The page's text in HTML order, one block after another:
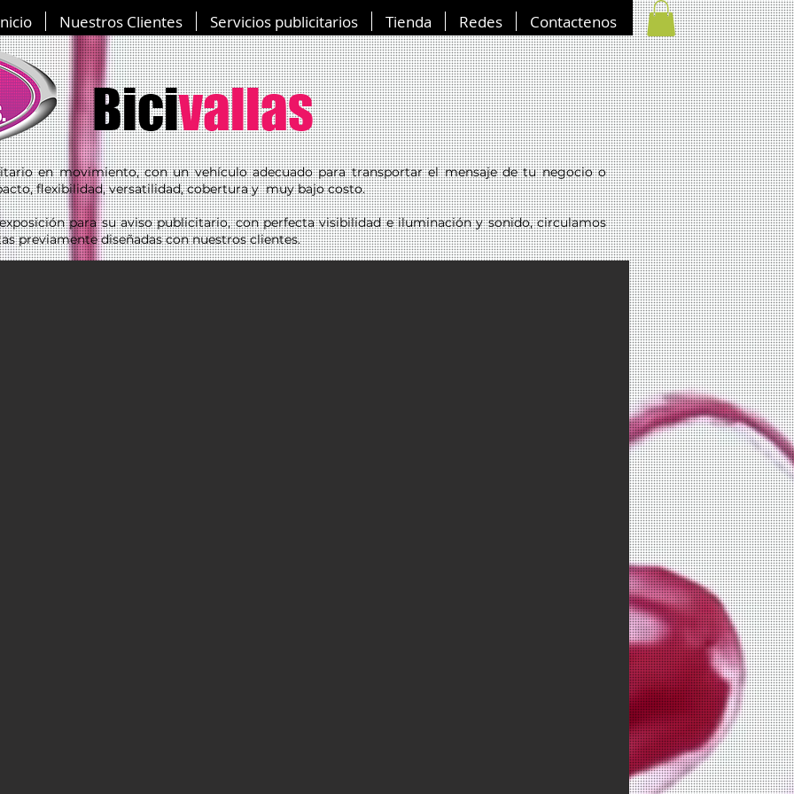
Nuestros Clientes Servicios publicitarios Tienda Redes Contactenos
Bicivallas
en movimiento, con un vehículo adecuado para transportar el mensaje de tu negocio o
flexibilidad, versatilidad, cobertura y muy bajo costo.
para su aviso publicitario, con perfecta visibilidad e iluminación y sonido, circulamos
previamente diseñadas con nuestros clientes.